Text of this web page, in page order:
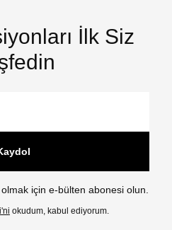
İlk Siz
için e-bülten abonesi olun.
okudum, kabul ediyorum.